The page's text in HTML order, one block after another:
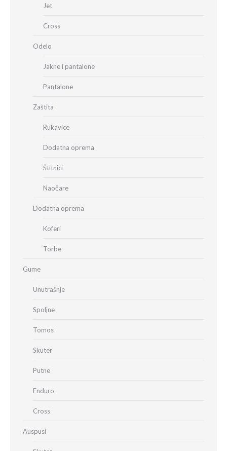
Jet
Cross
Odelo
Jakne i pantalone
Pantalone
Zaštita
Rukavice
Dodatna oprema
Štitnici
Naočare
Dodatna oprema
Koferi
Torbe
Gume
Unutrašnje
Spoljne
Tomos
Skuter
Putne
Enduro
Cross
Auspusi